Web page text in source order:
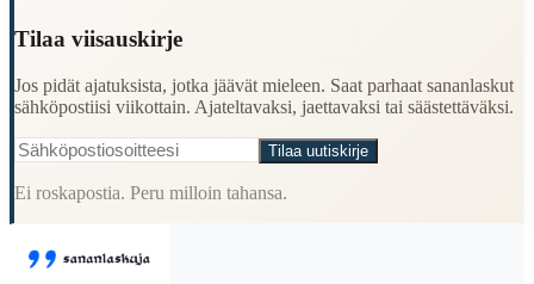
Tilaa viisauskirje
Jos pidät ajatuksista, jotka jäävät mieleen. Saat parhaat sananlaskut
sähköpostiisi viikottain. Ajateltavaksi, jaettavaksi tai säästettäväksi.
Tilaa uutiskirje
Ei roskapostia. Peru milloin tahansa.